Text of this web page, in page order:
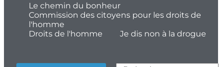
Le chemin du bonheur
Commission des citoyens pour les droits de
l'homme
Droits de l'homme
Je dis non à la drogue